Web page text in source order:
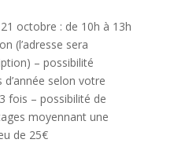
octobre : de 10h à 13h
(l’adresse sera
– possibilité
d’année selon votre
fois – possibilité de
moyennant une
de 25€